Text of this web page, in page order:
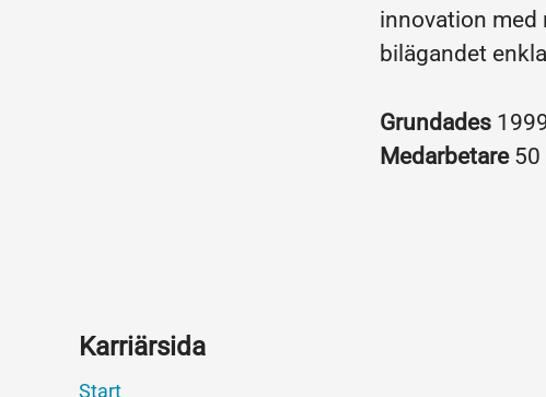
innovation med
bilägandet
Grundades
Medarbetare 50
Karriärsida
Start